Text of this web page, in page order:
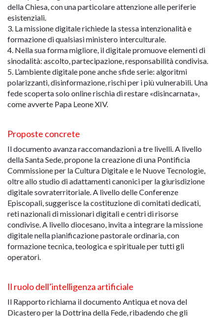
della Chiesa, con una particolare attenzione alle periferie
esistenziali.
3. La missione digitale richiede la stessa intenzionalità e
formazione di qualsiasi ministero interculturale.
4. Nella sua forma migliore, il digitale promuove elementi di
sinodalità: ascolto, partecipazione, responsabilità condivisa.
5. L’ambiente digitale pone anche sfide serie: algoritmi
polarizzanti, disinformazione, rischi per i più vulnerabili. Una
fede scoperta solo online rischia di restare «disincarnata»,
come avverte Papa Leone XIV.
Proposte concrete
Il documento avanza raccomandazioni a tre livelli. A livello
della Santa Sede, propone la creazione di una Pontificia
Commissione per la Cultura Digitale e le Nuove Tecnologie,
oltre allo studio di adattamenti canonici per la giurisdizione
digitale sovraterritoriale. A livello delle Conferenze
Episcopali, suggerisce la costituzione di comitati dedicati,
reti nazionali di missionari digitali e centri di risorse
condivise. A livello diocesano, invita a integrare la missione
digitale nella pianificazione pastorale ordinaria, con
formazione tecnica, teologica e spirituale per tutti gli
operatori.
Il ruolo dell’intelligenza artificiale
Il Rapporto richiama il documento Antiqua et nova del
Dicastero per la Dottrina della Fede, ribadendo che gli